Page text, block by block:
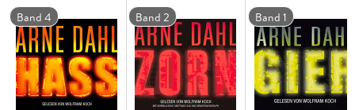
Der dritte und vorletzte Fall für das international operierende
Opcop-Team.
Band 4 Band 2 Band 1